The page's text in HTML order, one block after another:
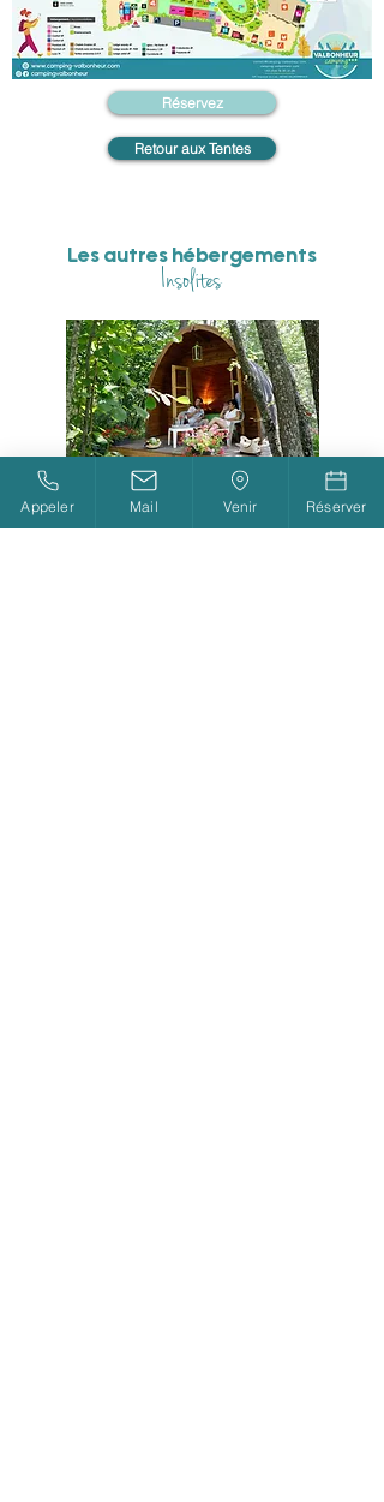
Réservez
Retour aux Tentes
Les autres hébergements
Insolites
L'igloo
Découvrir
Appeler Mail Venir Réserver